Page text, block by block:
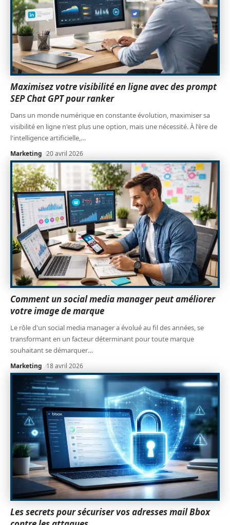
Maximisez votre visibilité en ligne avec des prompt
SEP Chat GPT pour ranker
Dans un monde numérique en constante évolution, maximiser sa
visibilité en ligne n'est plus une option, mais une nécessité. À l'ère de
l'intelligence artificielle, …
Marketing 20 avril 2026
Comment un social media manager peut améliorer
votre image de marque
Le rôle d'un social media manager a évolué au fil des années, se
transformant en un facteur déterminant pour toute marque
souhaitant se démarquer…
Marketing 18 avril 2026
Les secrets pour sécuriser vos adresses mail Bbox